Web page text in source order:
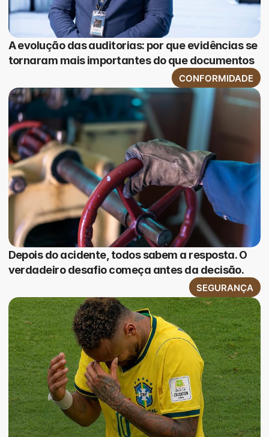
A evolução das auditorias: por que evidências se
tornaram mais importantes do que documentos
CONFORMIDADE
Depois do acidente, todos sabem a resposta. O
verdadeiro desafio começa antes da decisão.
SEGURANÇA